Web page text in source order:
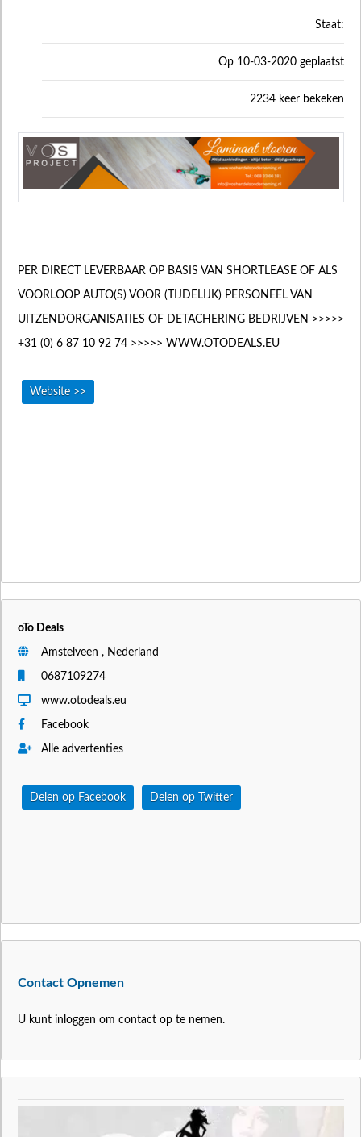
Staat:
Op 10-03-2020 geplaatst
2234 keer bekeken
PER DIRECT LEVERBAAR OP BASIS VAN SHORTLEASE OF ALS
VOORLOOP AUTO(S) VOOR (TIJDELIJK) PERSONEEL VAN
UITZENDORGANISATIES OF DETACHERING BEDRIJVEN >>>>>
+31 (0) 6 87 10 92 74 >>>>> WWW.OTODEALS.EU
Website >>
oTo Deals
Amstelveen , Nederland
0687109274
www.otodeals.eu
Facebook
Alle advertenties
Delen op Facebook Delen op Twitter
Contact Opnemen
U kunt inloggen om contact op te nemen.